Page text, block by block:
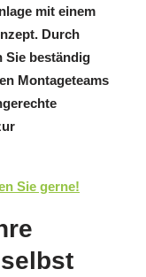
mit einem
Durch
Sie beständig
Montageteams
Sie gerne!